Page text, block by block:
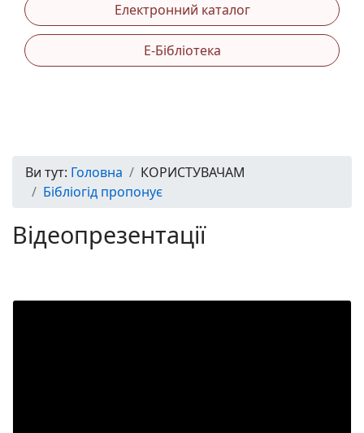
Електронний каталог
Е-Бібліотека
Ви тут: Головна
КОРИСТУВАЧАМ
Бібліогід пропонує
Відеопрезентації